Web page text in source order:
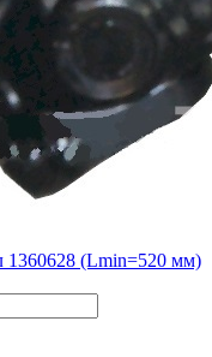
1360628 (Lmin=520 мм)